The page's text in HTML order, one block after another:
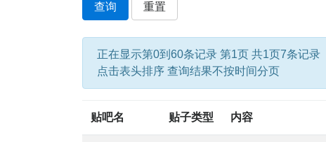
查询
重置
正在显示第0到60条记录 第1页 共1页7条记录
点击表头排序 查询结果不按时间分页
贴吧名 贴子类型 内容